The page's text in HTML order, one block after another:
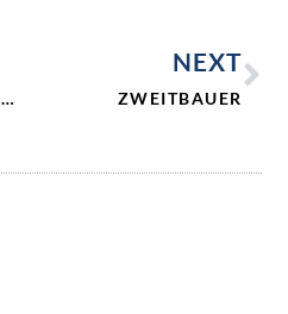
MIT EINEM GUTEN GEFÜHL ENTSCHEIDEN
NEXT
ZWEITBAUER